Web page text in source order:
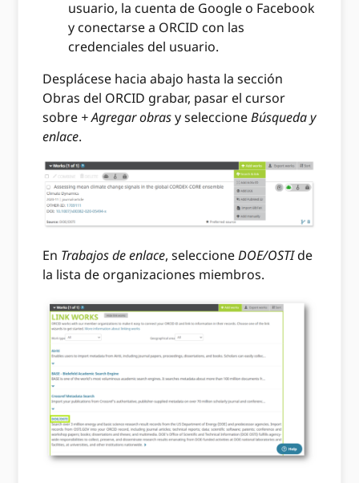
usuario, la cuenta de Google o Facebook
y conectarse a ORCID con las
credenciales del usuario.
Desplácese hacia abajo hasta la sección
Obras del ORCID grabar, pasar el cursor
sobre + Agregar obrasy seleccioneBúsqueda y
enlace.
En Trabajos de enlace, seleccioneDOE/OSTIde
la lista de organizaciones miembros.